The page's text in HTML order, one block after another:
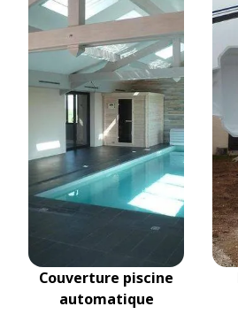
Couverture piscine
automatique